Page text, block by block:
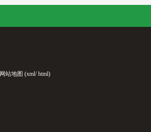
网站地图 (xml/html)